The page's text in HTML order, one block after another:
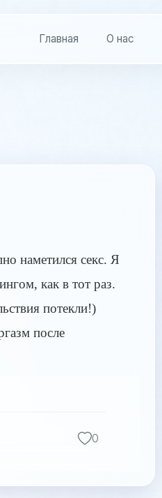
Главная О нас
наметился секс. Я
как в тот раз.
потекли!)
после
0